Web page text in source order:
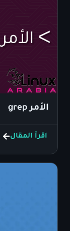
الأمر grep
اقرأ المقال